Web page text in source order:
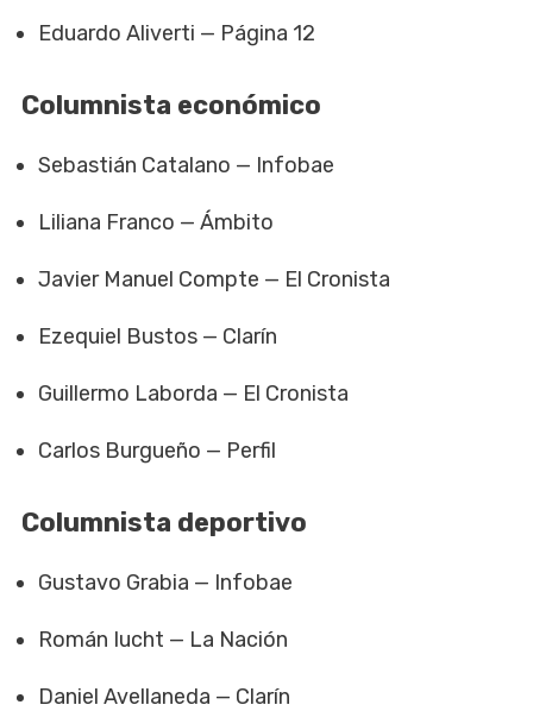
Eduardo Aliverti — Página 12
Columnista económico
Sebastián Catalano — Infobae
Liliana Franco — Ámbito
Javier Manuel Compte — El Cronista
Ezequiel Bustos — Clarín
Guillermo Laborda — El Cronista
Carlos Burgueño — Perfil
Columnista deportivo
Gustavo Grabia — Infobae
Román Iucht — La Nación
Daniel Avellaneda — Clarín